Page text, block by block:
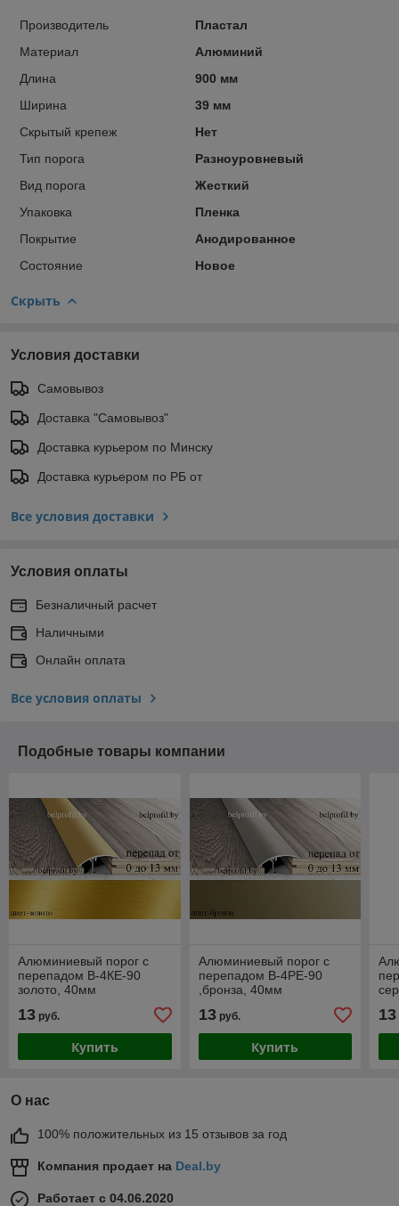
Производитель
Пластал
Материал
Алюминий
Длина
900 мм
Ширина
39 мм
Скрытый крепеж
Нет
Тип порога
Разноуровневый
Вид порога
Жесткий
Упаковка
Пленка
Покрытие
Анодированное
Состояние
Новое
Скрыть
Условия доставки
Самовывоз
Доставка "Самовывоз"
Доставка курьером по Минску
Доставка курьером по РБ от
Все условия доставки
Условия оплаты
Безналичный расчет
Наличными
Онлайн оплата
Все условия оплаты
Подобные товары компании
Алюминиевый порог с
перепадом B-4КE-90
золото, 40мм
13 руб.
Купить
Алюминиевый порог с
перепадом B-4РE-90
,бронза, 40мм
13руб.
Купить
13
О нас
100% положительных из 15 отзывов за год
Компания продает на Deal.by
Работает с 04.06.2020